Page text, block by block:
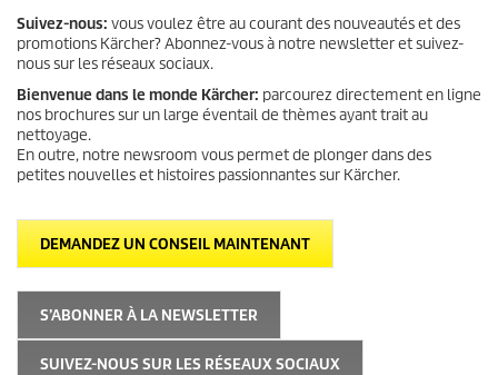
Suivez-nous: vous voulez être au courant des nouveautés et des
promotions Kärcher? Abonnez-vous à notre newsletter et suivez-
nous sur les réseaux sociaux.
Bienvenue dans le monde Kärcher: parcourez directement en ligne
nos brochures sur un large éventail de thèmes ayant trait au
nettoyage.
En outre, notre newsroom vous permet de plonger dans des
petites nouvelles et histoires passionnantes sur Kärcher.
DEMANDEZ UN CONSEIL MAINTENANT
S’ABONNER À LA NEWSLETTER
SUIVEZ-NOUS SUR LES RÉSEAUX SOCIAUX